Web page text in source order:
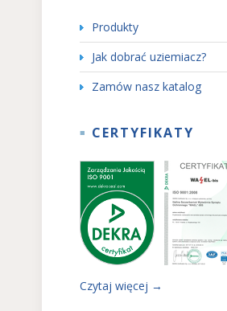
Produkty
Jak dobrać uziemiacz?
Zamów nasz katalog
CERTYFIKATY
Czytaj więcej →